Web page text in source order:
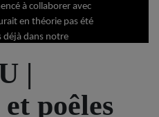
à collaborer avec
en théorie pas été
déjà dans notre
". Contrairement à «
des poignées et des
un avantage non
conductivité thermique,
|
poêles